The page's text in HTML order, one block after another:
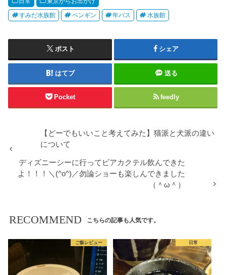
すみだ水族館 ペンギン 年パス 水族館
ポスト シェア
はてブ 送る
Pocket feedly
【どーでもいいこと考えてみた】猫派と犬派の違い
について
ディズニーシーに行ってビアカクテル飲んできた
よ！！！＼(^o^)／勿論ショーも楽しんできました
（＾ω＾）
RECOMMEND こちらの記事も人気です。
ご飯レビュー 日常